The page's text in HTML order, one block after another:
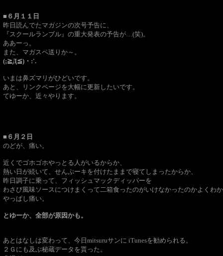
■６月１１日
昨日読んでたマガジンの次号予告に、
『スクールランブル』の重大発表の予告が…(笑)。
ああーっ。
また、マガスペ送りか～。
(;≧Д≦)・:'.
いまは鼻ズマリがひどいです。
あと、リンクページを大幅に更新したいです。
てゆーか、近々やります。
■６月２日
のどが、痛い。
近くでゴホゴホやっとる人がいるからか、
熱い日が続いて、せんぷーキを付けたままで寝てしまったからか、
昨日調子に乗って、フィッシュマックディッパーを
わさび風味ソースにつけまくって二箱食ったのがいけなかったのかよくわ
やっぱし痛い。
とゆーか、全部が原因かも。
あとはなしは変わって、今日mitsuruサンに iTunesを勧められる。
２Ｇにも及ぶ秘蔵データを貰った。